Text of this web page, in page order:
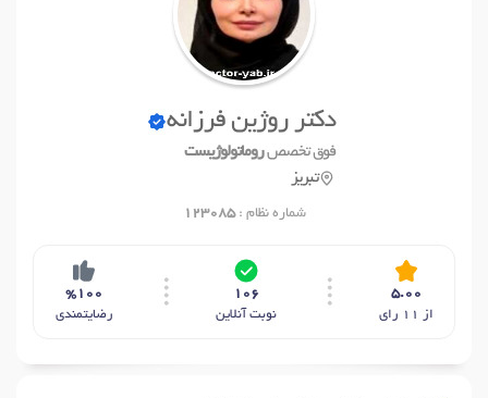
دکتر روژین فرزانه
فوق تخصصروماتولوژیست
تبریز
شماره نظام :123085
5.00
از 11 رای
106
نوبت آنلاین
%100
رضایتمندی